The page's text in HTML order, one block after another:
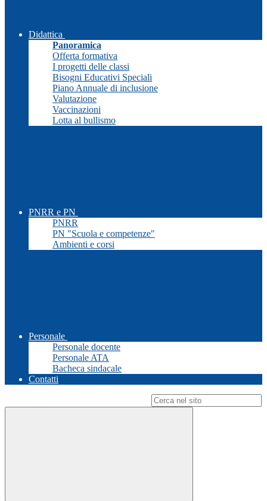
Didattica
Panoramica
Offerta formativa
I progetti delle classi
Bisogni Educativi Speciali
Piano Annuale di inclusione
Valutazione
Vaccinazioni
Lotta al bullismo
PNRR e PN
PNRR
PN "Scuola e competenze"
Ambienti e corsi
Personale
Personale docente
Personale ATA
Bacheca sindacale
Contatti